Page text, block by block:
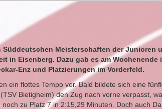
Meisterschaften der Junioren
in Eisenberg. Dazu gab es am
Enz und Platzierungen im Vorderfeld.
ein flottes Tempo vor. Bald bildete sich eine
Bietigheim) den Zug nach vorne verpasst,
zu Platz 7 in 2:15,29 Minuten. Doch auch